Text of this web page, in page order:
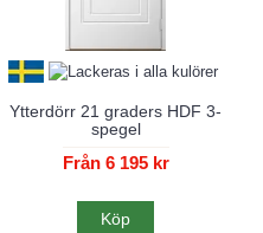
Ytterdörr 21 graders HDF 3-
spegel
Från 6 195 kr
Köp